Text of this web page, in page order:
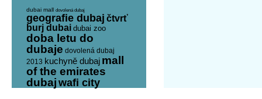
dubai mall dovolená dubaj
geografie dubaj čtvrť
burj dubai dubai zoo
doba letu do
dubaje dovolená dubaj
2013 kuchyně dubaj mall
of the emirates
dubaj wafi city